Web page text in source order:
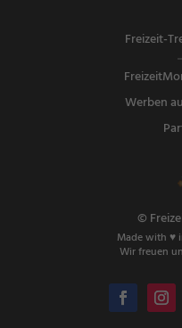
Freizeit-
Werben
©
Made with ♥
Wir freuen